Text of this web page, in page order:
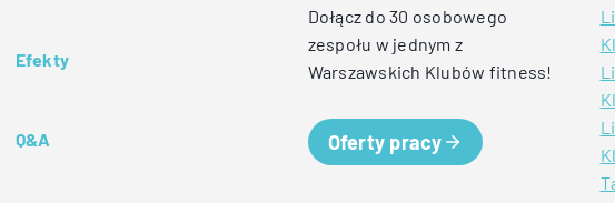
Efekty
Q&A
Dołącz do 30 osobowego
zespołu w jednym z
Warszawskich Klubów fitness!
Oferty pracy